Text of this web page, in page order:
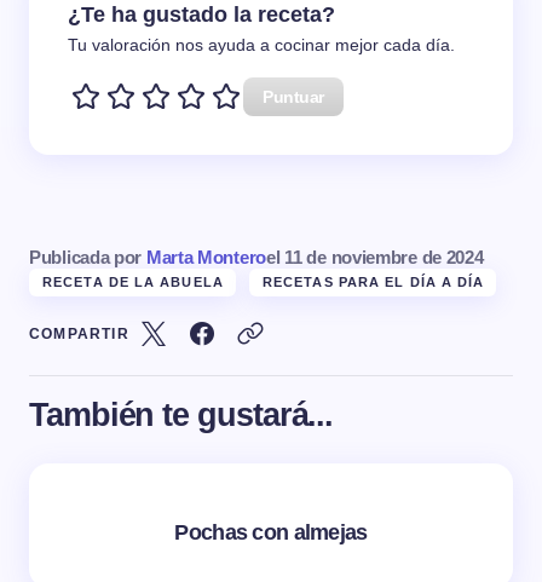
¿Te ha gustado la receta?
Tu valoración nos ayuda a cocinar mejor cada día.
Puntuar
Publicada por Marta Monteroel 11 de noviembre de 2024
RECETA DE LA ABUELA RECETAS PARA EL DÍA A DÍA
COMPARTIR
También te gustará...
Pochas con almejas